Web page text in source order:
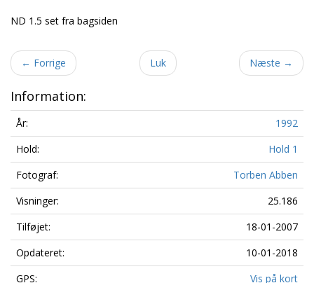
ND 1.5 set fra bagsiden
← Forrige Luk Næste →
Information:
År:
1992
Hold:
Hold 1
Fotograf:
Torben Abben
Visninger:
25.186
Tilføjet:
18-01-2007
Opdateret:
10-01-2018
GPS:
Vis på kort